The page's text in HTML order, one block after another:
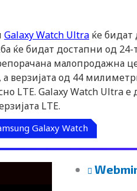
Galaxy Watch Ultra ќе бидат
ќе бидат достапни од 24-
малопродажна
а верзијата од 44
LTE. Galaxy Watch Ultra
LTE.
Galaxy Watch